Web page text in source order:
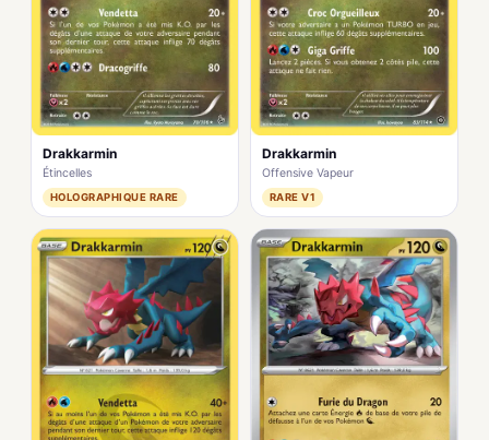
Drakkarmin
Étincelles
HOLOGRAPHIQUE RARE
Drakkarmin
Offensive Vapeur
RARE V1